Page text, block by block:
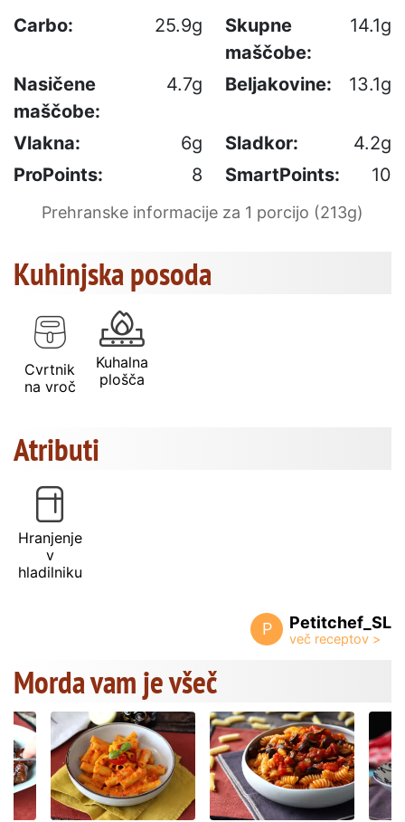
Carbo: 25.9g
Skupne
maščobe:
14.1g
Nasičene
maščobe:
4.7g Beljakovine: 13.1g
Vlakna: 6g Sladkor:
4.2g
ProPoints:
8 SmartPoints: 10
Prehranske informacije za 1 porcijo (213g)
Kuhinjska posoda
Cvrtnik
na vroč
Kuhalna
plošča
Atributi
Hranjenje
v
hladilniku
P Petitchef_SL
Morda vam je všeč